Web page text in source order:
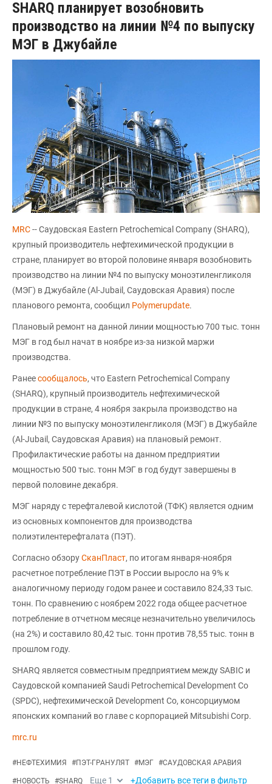
SHARQ планирует возобновить
производство на линии №4 по выпуску
МЭГ в Джубайле
MRC-- Саудовская Eastern Petrochemical Company (SHARQ),
крупный производитель нефтехимической продукции в
стране, планирует во второй половине января возобновить
производство на линии №4 по выпуску моноэтиленгликоля
(МЭГ) в Джубайле (Al-Jubail, Саудовская Аравия) после
планового ремонта, сообщил Polymerupdate.
Плановый ремонт на данной линии мощностью 700 тыс. тонн
МЭГ в год был начат в ноябре из-за низкой маржи
производства.
Ранеесообщалось, что Eastern Petrochemical Company
(SHARQ), крупный производитель нефтехимической
продукции в стране, 4 ноября закрыла производство на
линии №3 по выпуску моноэтиленгликоля (МЭГ) в Джубайле
(Al-Jubail, Саудовская Аравия) на плановый ремонт.
Профилактические работы на данном предприятии
мощностью 500 тыс. тонн МЭГ в год будут завершены в
первой половине декабря.
МЭГ наряду с терефталевой кислотой (ТФК) является одним
из основных компонентов для производства
полиэтилентерефталата (ПЭТ).
Согласно обзоруСканПласт, по итогам января-ноября
расчетное потребление ПЭТ в России выросло на 9% к
аналогичному периоду годом ранее и составило 824,33 тыс.
тонн. По сравнению с ноябрем 2022 года общее расчетное
потребление в отчетном месяце незначительно увеличилось
(на 2%) и составило 80,42 тыс. тонн против 78,55 тыс. тонн в
прошлом году.
SHARQ является совместным предприятием между SABIC и
Саудовской компанией Saudi Petrochemical Development Co
(SPDC), нефтехимической Development Co, консорциумом
японских компаний во главе с корпорацией Mitsubishi Corp.
mrc.ru
#НЕФТЕХИМИЯ #ПЭТ-ГРАНУЛЯТ #МЭГ #САУДОВСКАЯ АРАВИЯ
#НОВОСТЬ #SHARQ Еще 1 +Добавить все теги в фильтр